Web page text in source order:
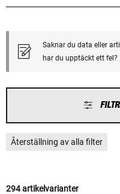
Saknar du data eller
har du upptäckt ett
Återställning av alla filter
294 artikelvarianter